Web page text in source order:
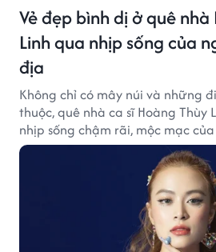
Vẻ đẹp bình dị ở quê
Linh qua nhịp sống của
địa
Không chỉ có mây núi và những
thuộc, quê nhà ca sĩ Hoàng Thùy
nhịp sống chậm rãi, mộc mạc
núi.